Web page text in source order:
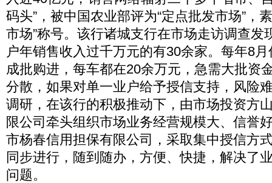
码头”，被中国农业部评为“定点批发市场”，
市场”称号。该行诸城支行在市场走访调查发
户年销售收入过千万元的有30余家。每年8
成批购进，每车都在20余万元，急需大批资
分散，如果对单一业户给予授信支持，风险
调研，在该行的积极推动下，由市场投资方
限公司牵头组织市场业务经营规模大、信誉
市杨春信用担保有限公司，采取集中授信方
同步进行，随到随办，方便、快捷，解决了
问题。